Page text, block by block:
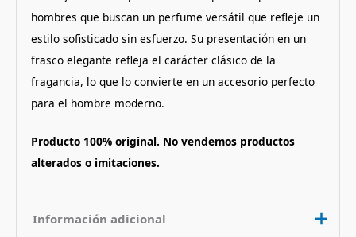
hombres que buscan un perfume versátil que refleje un
estilo sofisticado sin esfuerzo. Su presentación en un
frasco elegante refleja el carácter clásico de la
fragancia, lo que lo convierte en un accesorio perfecto
para el hombre moderno.
Producto 100% original. No vendemos productos
alterados o imitaciones.
Información adicional